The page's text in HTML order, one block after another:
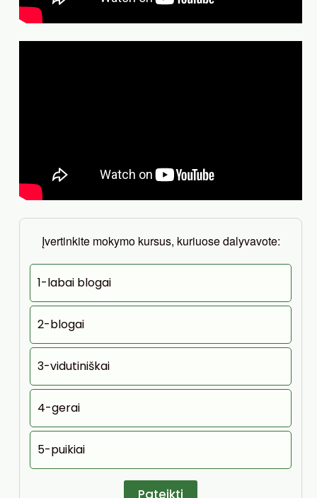
Įvertinkite mokymo kursus, kuriuose dalyvavote:
1-labai blogai
2-blogai
3-vidutiniškai
4-gerai
5-puikiai